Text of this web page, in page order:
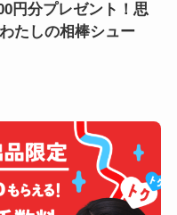
円分プレゼント！思
たしの相棒シュー